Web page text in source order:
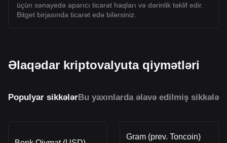
üçün sənayedə aparıcı ticarət haqları və dərinlik təklif edir.
Bitget birjasında ticarət edə bilərsiniz.
Əlaqədar kriptovalyuta qiymətləri
Populyar sikkələrBu yaxınlarda əlavə edilmiş sikkələr
Gram (prev. Toncoin)